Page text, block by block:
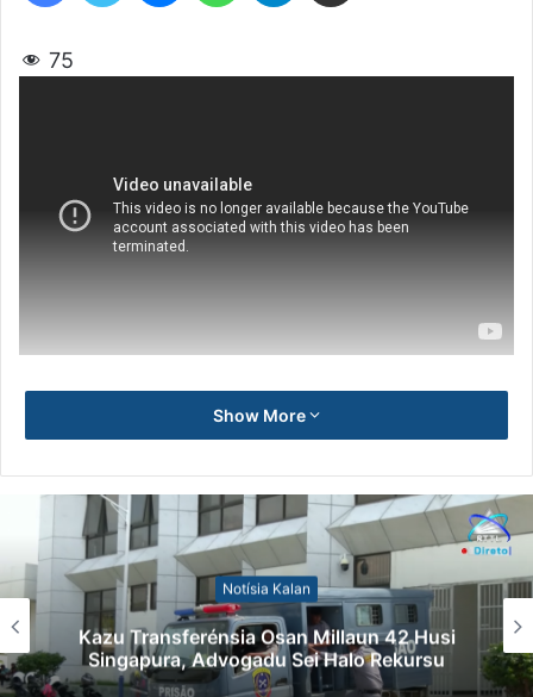
75
Show More
Notísia Kalan
Kazu Transferénsia Osan Millaun 42 Husi
Singapura, Advogadu Sei Halo Rekursu